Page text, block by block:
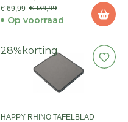
€ 69,99 € 139,99
Op voorraad
28% korting
HAPPY RHINO TAFELBLAD